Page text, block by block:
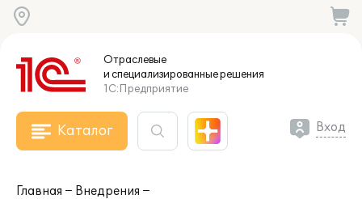
Отраслевые
и специализированныерешения
1С:Предприятие
Каталог Вход
Главная
Внедрения